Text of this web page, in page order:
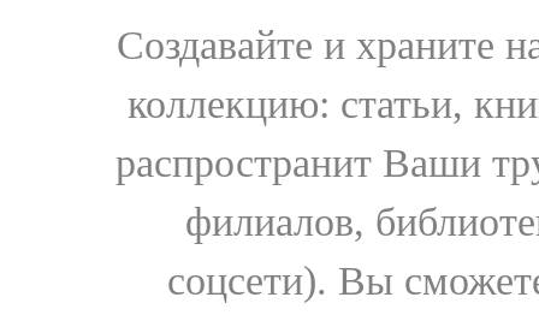
Создавайте и храните
коллекцию: статьи,
распространит Ваши
филиалов,
соцсети). Вы